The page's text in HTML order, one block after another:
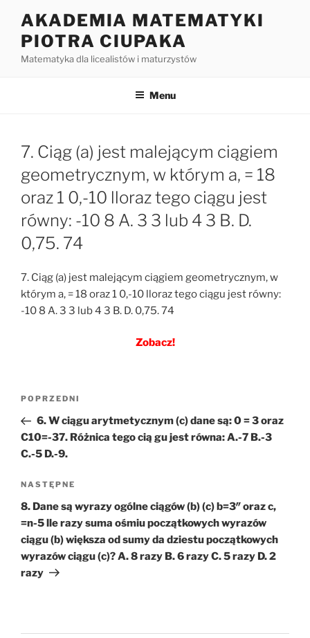
treści
AKADEMIA MATEMATYKI
PIOTRA CIUPAKA
Matematyka dla licealistów i maturzystów
Menu
7. Ciąg (a) jest malejącym ciągiem
geometrycznym, w którym a, = 18
oraz 1 0,-10 lloraz tego ciągu jest
równy: -10 8 A. 3 3 lub 4 3 B. D.
0,75. 74
7. Ciąg (a) jest malejącym ciągiem geometrycznym, w
którym a, = 18 oraz 1 0,-10 lloraz tego ciągu jest równy:
-10 8 A. 3 3 lub 4 3 B. D. 0,75. 74
Zobacz!
Nawigacja
Poprzedni
wpis
POPRZEDNI
6. W ciągu arytmetycznym (c) dane są: 0 = 3 oraz
C10=-37. Różnica tego cią gu jest równa: A.-7 B.-3
C.-5 D.-9.
Następny
wpis
NASTĘPNE
8. Dane są wyrazy ogólne ciągów (b) (c) b=3″ oraz c,
=n-5 lle razy suma ośmiu początkowych wyrazów
ciągu (b) większa od sumy da dziestu początkowych
wyrazów ciągu (c)? A. 8 razy B. 6 razy C. 5 razy D. 2
razy